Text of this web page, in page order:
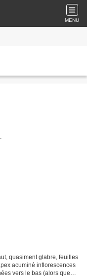
MENU
quasiment glabre, feuilles
acuminé inflorescences
vers le bas (alors que